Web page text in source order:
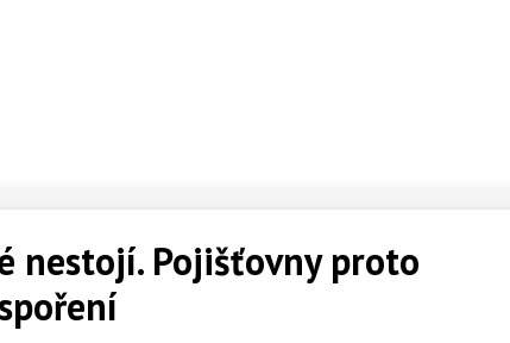
nestojí. Pojišťovny proto